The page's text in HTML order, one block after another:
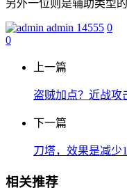
另外一位则是辅助类型
admin 14555 0
0
上一篇
盗贼加点？近战攻
下一篇
刀塔，效果是减少
相关推荐